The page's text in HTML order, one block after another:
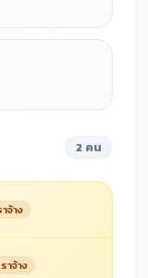
2 คน
จ้าง
าจ้าง